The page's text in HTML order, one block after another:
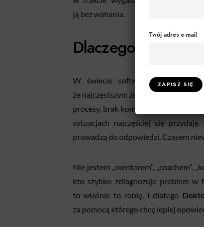
ją bez wahania.
Dlaczego w ogóle
W świecie software’u, procesów,
że najczęstszym źródłem problemów
procesy, brak komunikacji,
sytuacjach najczęściej się
prowadzą do odpowiedzi. Czasem
Nie jestem „mentorem”, „coachem”,
kto szybko zdiagnozuje problem w
to właśnie to robię. I dlatego
za pomocą którego chcę lepiej
Twój adres e-mail